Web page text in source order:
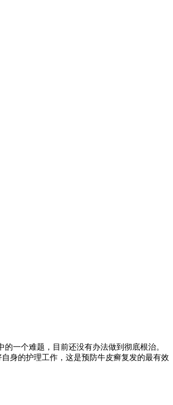
一个难题，目前还没有办法做到彻底根治。
身的护理工作，这是预防牛皮癣复发的最有效